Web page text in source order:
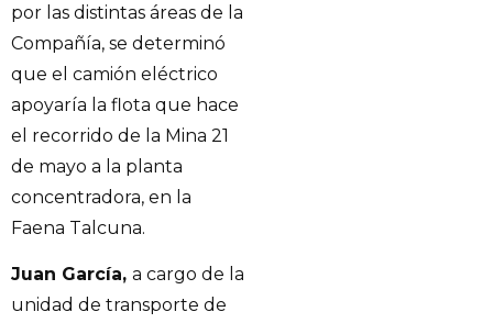
por las distintas áreas de la
Compañía, se determinó
que el camión eléctrico
apoyaría la flota que hace
el recorrido de la Mina 21
de mayo a la planta
concentradora, en la
Faena Talcuna.
Juan García, a cargo de la
unidad de transporte de